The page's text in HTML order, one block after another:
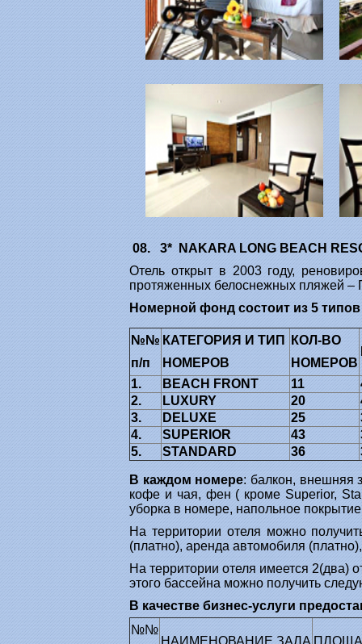
08. 3* NAKARA LONG BEACH
Отель открыт в 2003 году,
протяженных белоснежных пляжей –
Номерной фонд состоит из 5
№№
п/п
КАТЕГОРИЯ И ТИП
НОМЕРОВ
КОЛ-ВО
НОМЕРОВ
1. BEACH FRONT 11
2.
LUXURY 20
3.
DELUXE 25
4.
SUPERIOR 43
5.
STANDARD 36
В каждом номере: балкон, внешняя
кофе и чая, фен ( кроме Superior,
уборка в номере, напольное
На территории отеля можно
(платно), аренда автомобиля
На территории отеля имеется 2(два)
этого бассейна можно получить
В качестве бизнес-услуги
№№
НАИМЕНОВАНИЕ ЗАЛА